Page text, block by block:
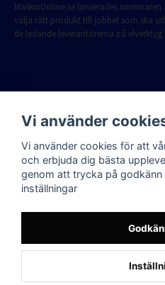
MaskinOnline.se lanserades
välja rätt produkt till jobbet som ska
de ledande leverantörerna på
Powered by
Vi använder
Vi använder cookies för att
och erbjuda dig bästa
genom att trycka på godkänn
inställningar